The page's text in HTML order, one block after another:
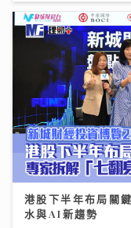
港股下半年布局關
水與AI新趨勢